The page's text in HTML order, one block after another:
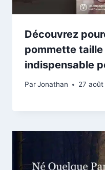
Découvrez
pommette taille
indispensable
ParJonathan 27